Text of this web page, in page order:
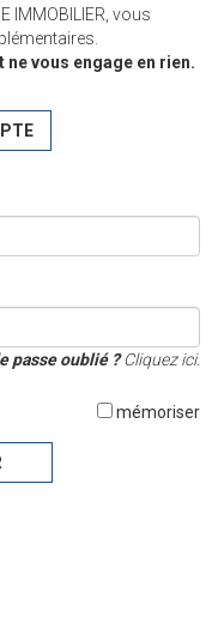
IMMOBILIER, vous
vous engage en rien.
passe oublié ?Cliquez ici.
mémoriser